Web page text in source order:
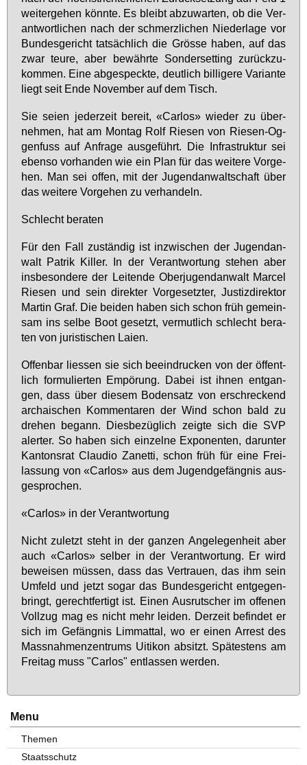
wei­ter­ge­hen könn­te. Es bleibt ab­zu­war­ten, ob die Ver­
ant­wort­li­chen nach der schmerz­li­chen Nie­der­la­ge vor
Bun­des­ge­richt tat­säch­lich die Grös­se ha­ben, auf das
zwar teu­re, aber be­währ­te Son­der­set­ting zu­rück­zu­
kom­men. Ei­ne ab­ge­speck­te, deut­lich bil­li­ge­re Va­ri­an­te
liegt seit En­de No­vem­ber auf dem Tisch.
Sie sei­en je­der­zeit be­reit, «Car­los» wie­der zu über­
neh­men, hat am Mon­tag Rolf Rie­sen von Rie­sen-Og­
gen­fuss auf An­fra­ge aus­ge­führt. Die In­fra­struk­tur sei
eben­so vor­han­den wie ein Plan für das wei­te­re Vor­ge­
hen. Man sei of­fen, mit der Ju­gend­an­walt­schaft über
das wei­te­re Vor­ge­hen zu ver­han­deln.
Schlecht be­ra­ten
Für den Fall zu­stän­dig ist in­zwi­schen der Ju­gend­an­
walt Pa­trik Kil­ler. In der Ver­ant­wor­tung ste­hen aber
ins­be­son­de­re der Lei­ten­de Ober­ju­gend­an­walt Mar­cel
Rie­sen und sein di­rek­ter Vor­ge­setz­ter, Jus­tiz­di­rek­tor
Mar­tin Graf. Die bei­den ha­ben sich schon früh ge­mein­
sam ins sel­be Boot ge­setzt, ver­mut­lich schlecht be­ra­
ten von ju­ris­ti­schen Lai­en.
Of­fen­bar lies­sen sie sich be­ein­dru­cken von der öf­fent­
lich for­mu­lier­ten Em­pö­rung. Da­bei ist ih­nen ent­gan­
gen, dass über die­sem Bo­den­satz von er­schre­ckend
ar­chai­schen Kom­men­ta­ren der Wind schon bald zu
dre­hen be­gann. Dies­be­züg­lich zeig­te sich die SVP
aler­ter. So ha­ben sich ein­zel­ne Ex­po­nen­ten, dar­un­ter
Kan­tons­rat Clau­dio Za­net­ti, schon früh für ei­ne Frei­
las­sung von «Car­los» aus dem Ju­gend­ge­fäng­nis aus­
ge­spro­chen.
«Car­los» in der Ver­ant­wor­tung
Nicht zu­letzt steht in der gan­zen An­ge­le­gen­heit aber
auch «Car­los» sel­ber in der Ver­ant­wor­tung. Er wird
be­wei­sen müs­sen, dass das Ver­trau­en, das ihm sein
Um­feld und jetzt so­gar das Bun­des­ge­richt ent­ge­gen­
bringt, ge­recht­fer­tigt ist. Ei­nen Aus­rut­scher im of­fe­nen
Voll­zug mag es nicht mehr lei­den. Der­zeit be­fin­det er
sich im Ge­fäng­nis Lim­mat­tal, wo er ei­nen Ar­rest des
Mass­nah­men­zen­trums Ui­ti­kon ab­sitzt. Spä­tes­tens am
Frei­tag muss "Car­los" ent­las­sen wer­den.
Menu
Themen
Staatsschutz